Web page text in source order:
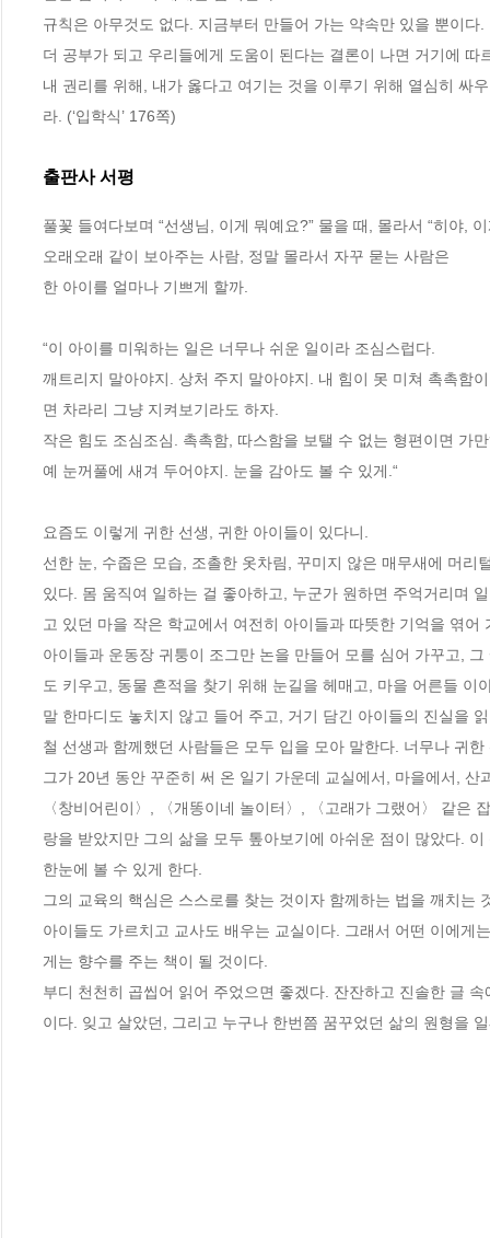
규칙은 아무것도 없다. 지금부터 만들어 가는 약속만 있을 뿐이
더 공부가 되고 우리들에게 도움이 된다는 결론이 나면 거기에
내 권리를 위해, 내가 옳다고 여기는 것을 이루기 위해 열심히 싸
라. (‘입학식’ 176쪽)
출판사 서평
풀꽃 들여다보며 “선생님, 이게 뭐예요?” 물을 때, 몰라서 “히야,
오래오래 같이 보아주는 사람, 정말 몰라서 자꾸 묻는 사람은
한 아이를 얼마나 기쁘게 할까.
“이 아이를 미워하는 일은 너무나 쉬운 일이라 조심스럽다.
깨트리지 말아야지. 상처 주지 말아야지. 내 힘이 못 미쳐 촉촉함
면 차라리 그냥 지켜보기라도 하자.
작은 힘도 조심조심. 촉촉함, 따스함을 보탤 수 없는 형편이면 가
예 눈꺼풀에 새겨 두어야지. 눈을 감아도 볼 수 있게.“
요즘도 이렇게 귀한 선생, 귀한 아이들이 있다니.
선한 눈, 수줍은 모습, 조촐한 옷차림, 꾸미지 않은 매무새에 머
있다. 몸 움직여 일하는 걸 좋아하고, 누군가 원하면 주억거리며
고 있던 마을 작은 학교에서 여전히 아이들과 따뜻한 기억을 엮어
아이들과 운동장 귀퉁이 조그만 논을 만들어 모를 심어 가꾸고,
도 키우고, 동물 흔적을 찾기 위해 눈길을 헤매고, 마을 어른들
말 한마디도 놓치지 않고 들어 주고, 거기 담긴 아이들의 진실을
철 선생과 함께했던 사람들은 모두 입을 모아 말한다. 너무나 귀
그가 20년 동안 꾸준히 써 온 일기 가운데 교실에서, 마을에서,
〈창비어린이〉, 〈개똥이네 놀이터〉, 〈고래가 그랬어〉 같은
랑을 받았지만 그의 삶을 모두 톺아보기에 아쉬운 점이 많았다.
한눈에 볼 수 있게 한다.
그의 교육의 핵심은 스스로를 찾는 것이자 함께하는 법을 깨치
아이들도 가르치고 교사도 배우는 교실이다. 그래서 어떤 이에게
게는 향수를 주는 책이 될 것이다.
부디 천천히 곱씹어 읽어 주었으면 좋겠다. 잔잔하고 진솔한 글
이다. 잊고 살았던, 그리고 누구나 한번쯤 꿈꾸었던 삶의 원형을